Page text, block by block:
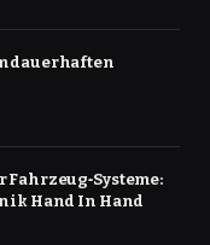
dauerhaften
Hand In Hand